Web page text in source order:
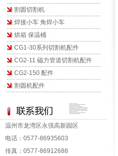
割圆切割机
焊接小车 角焊小车
烘箱 保温桶
CG1-30系列切割机配件
CG2-11 磁力管道切割机配件
CG2-150 配件
割圆机配件
温州市龙湾区永强高新园区
电话：0577-86935603
传真：0577-86912688